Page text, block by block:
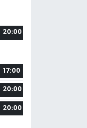
20:00
17:00
20:00
20:00